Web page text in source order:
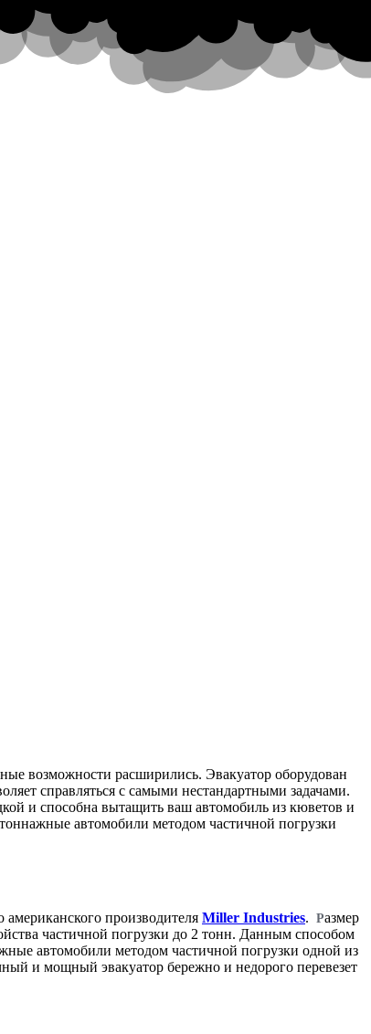
возможности расширились. Эвакуатор оборудован
справляться с самыми нестандартными задачами.
и способна вытащить ваш автомобиль из кюветов и
автомобили методом частичной погрузки
производителя Miller Industries. Размер
частичной погрузки до 2 тонн. Данным способом
автомобили методом частичной погрузки одной из
и мощный эвакуатор бережно и недорого перевезет